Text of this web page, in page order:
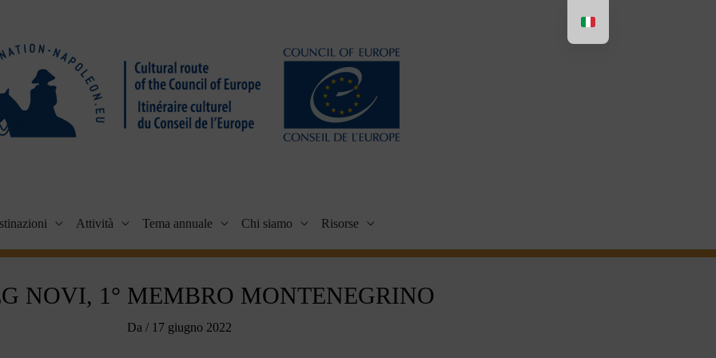
Attività Tema annuale Chi siamo Risorse
NOVI, 1° MEMBRO MONTENEGRINO
Da / 17 giugno 2022